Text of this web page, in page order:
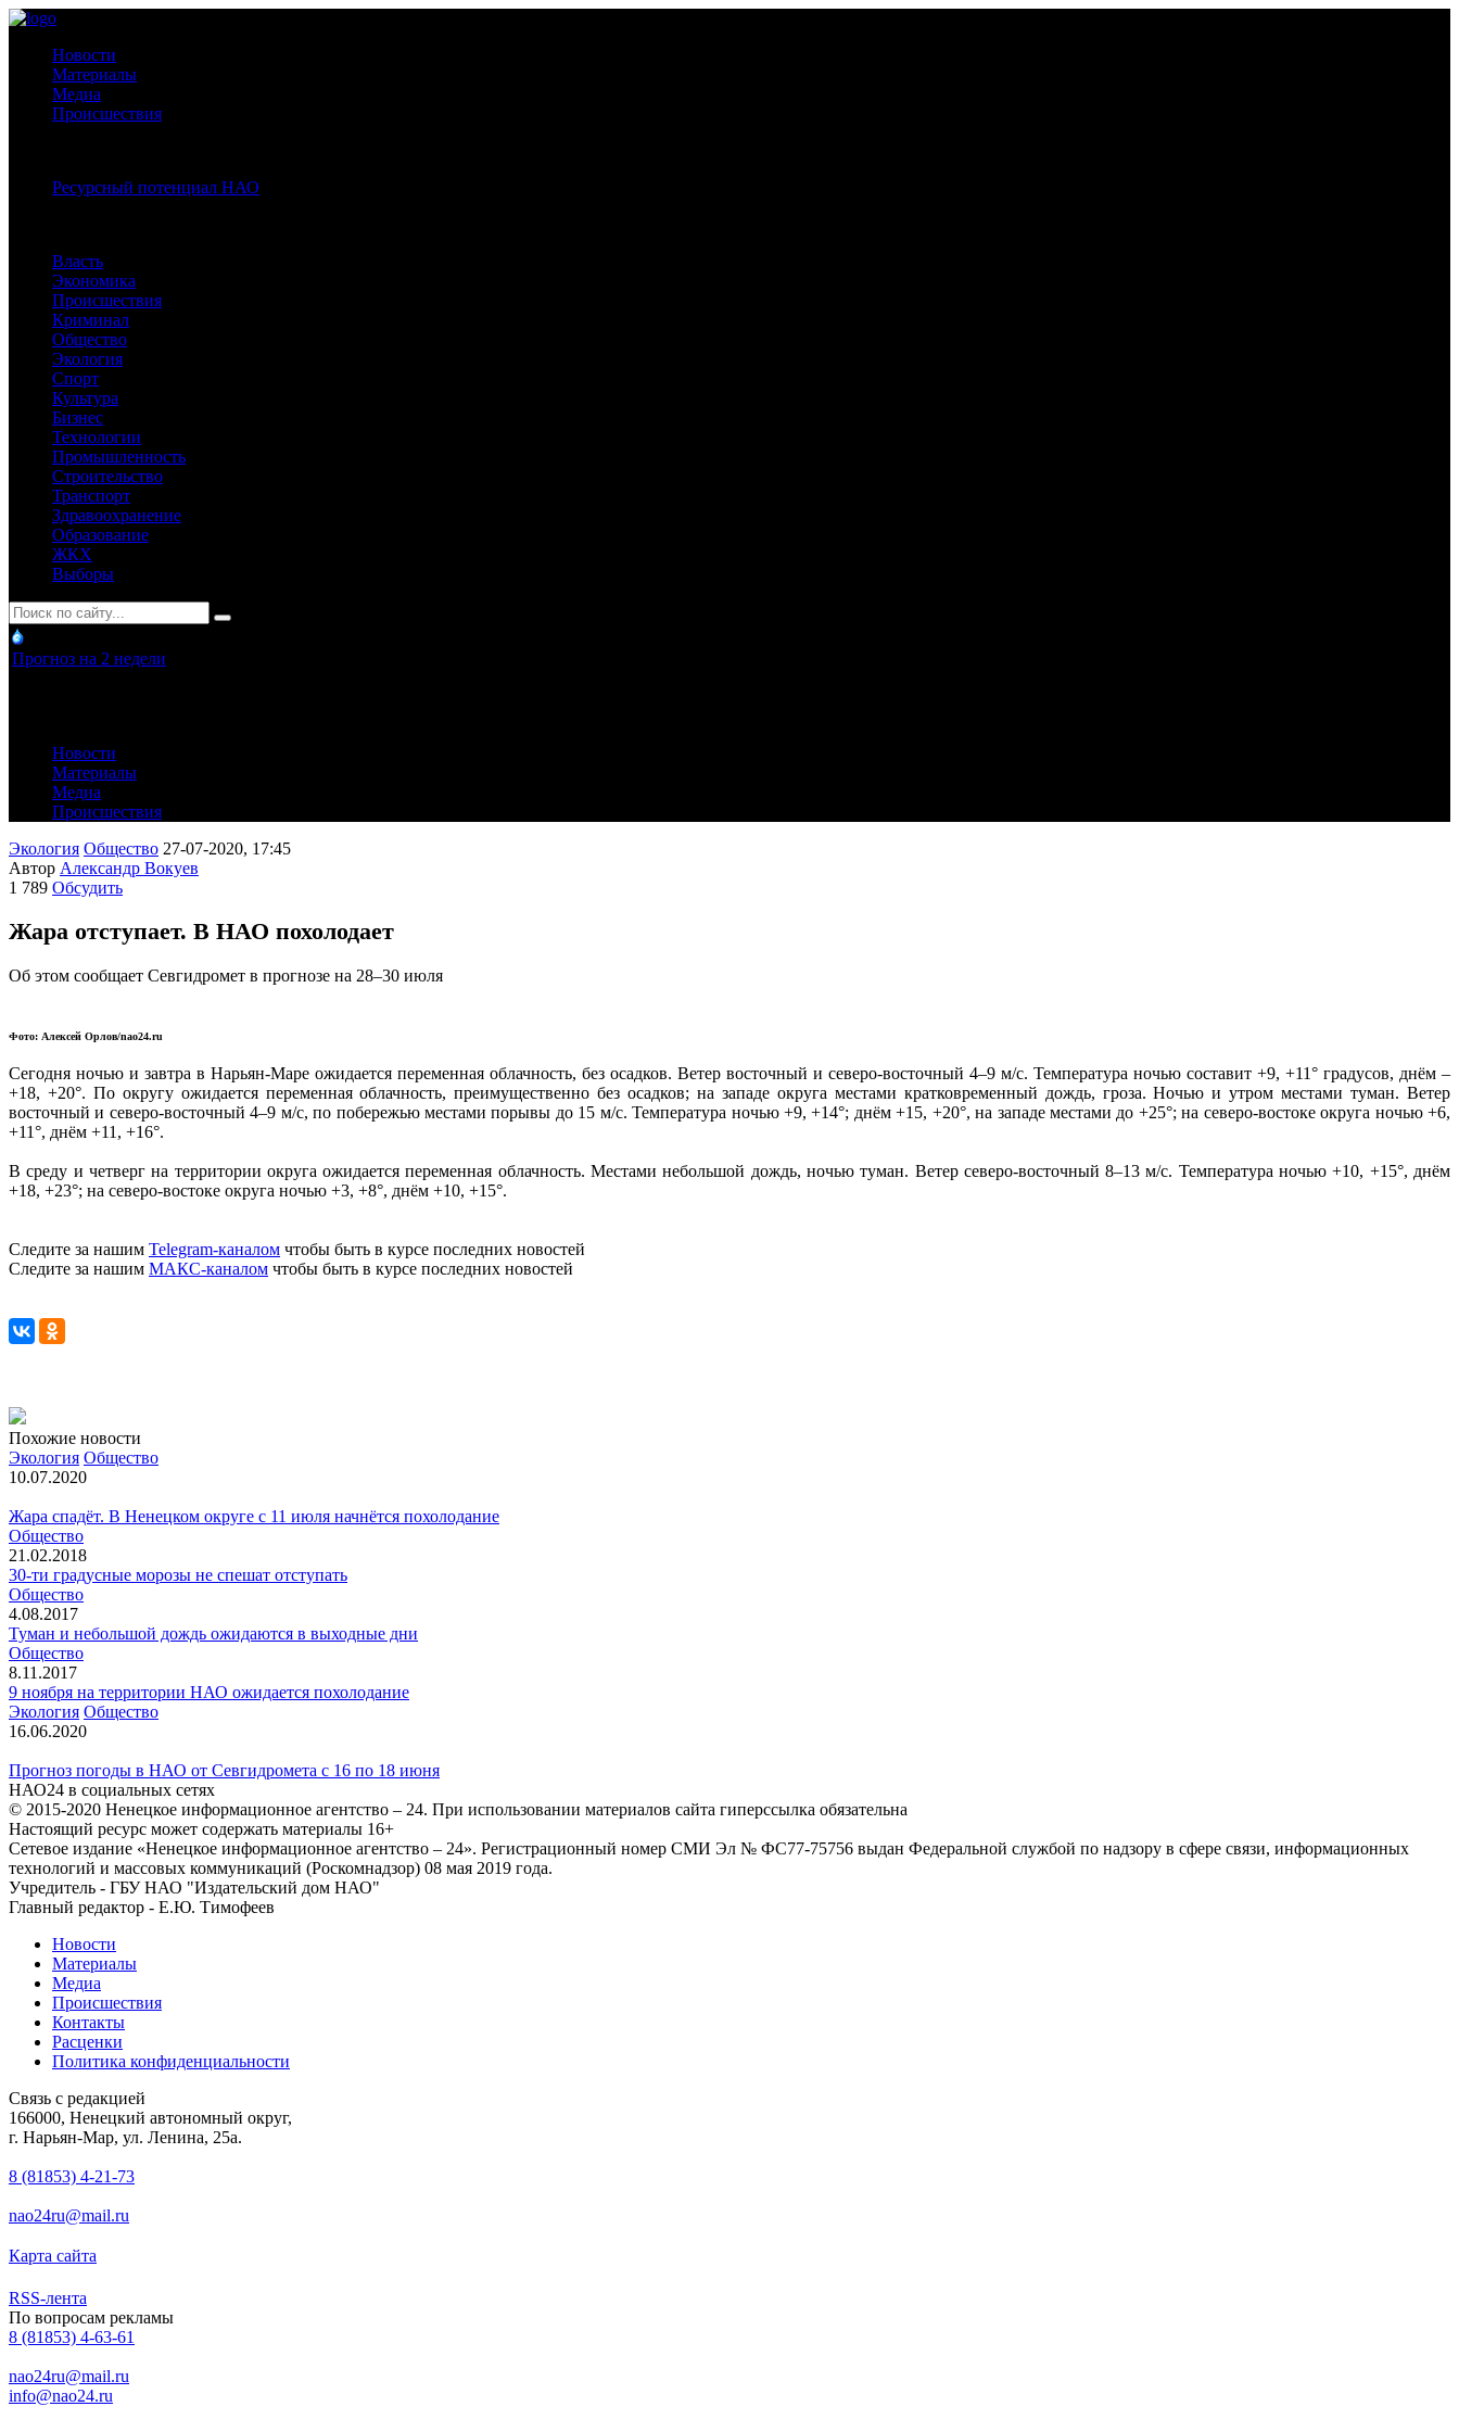
Новости
Материалы
Медиа
Происшествия
Ресурсный потенциал НАО
Власть
Экономика
Происшествия
Криминал
Общество
Экология
Спорт
Культура
Бизнес
Технологии
Промышленность
Строительство
Транспорт
Здравоохранение
Образование
ЖКХ
Выборы
Прогноз на 2 недели
Новости
Материалы
Медиа
Происшествия
Экология Общество 27-07-2020, 17:45
Автор Александр Вокуев
1 789 Обсудить
Жара отступает. В НАО похолодает
Об этом сообщает Севгидромет в прогнозе на 28–30 июля
Фото: Алексей Орлов/nao24.ru
Сегодня ночью и завтра в Нарьян-Маре ожидается переменная облачность, без осадков. Ветер восточный и северо-восточный 4–9 м/c. Температура ночью составит +9, +11° градусов, днём –
+18, +20°. По округу ожидается переменная облачность, преимущественно без осадков; на западе округа местами кратковременный дождь, гроза. Ночью и утром местами туман. Ветер
восточный и северо-восточный 4–9 м/с, по побережью местами порывы до 15 м/с. Температура ночью +9, +14°; днём +15, +20°, на западе местами до +25°; на северо-востоке округа ночью +6,
+11°, днём +11, +16°.
В среду и четверг на территории округа ожидается переменная облачность. Местами небольшой дождь, ночью туман. Ветер северо-восточный 8–13 м/с. Температура ночью +10, +15°, днём
+18, +23°; на северо-востоке округа ночью +3, +8°, днём +10, +15°.
Следите за нашим Telegram-каналом чтобы быть в курсе последних новостей
Следите за нашим МАКС-каналом чтобы быть в курсе последних новостей
Похожие новости
Экология Общество
10.07.2020
Жара спадёт. В Ненецком округе с 11 июля начнётся похолодание
Общество
21.02.2018
30-ти градусные морозы не спешат отступать
Общество
4.08.2017
Туман и небольшой дождь ожидаются в выходные дни
Общество
8.11.2017
9 ноября на территории НАО ожидается похолодание
Экология Общество
16.06.2020
Прогноз погоды в НАО от Севгидромета с 16 по 18 июня
НАО24 в социальных сетях
© 2015-2020 Ненецкое информационное агентство – 24. При использовании материалов сайта гиперссылка обязательна
Настоящий ресурс может содержать материалы 16+
Сетевое издание «Ненецкое информационное агентство – 24». Регистрационный номер СМИ Эл № ФС77-75756 выдан Федеральной службой по надзору в сфере связи, информационных
технологий и массовых коммуникаций (Роскомнадзор) 08 мая 2019 года.
Учредитель - ГБУ НАО "Издательский дом НАО"
Главный редактор - Е.Ю. Тимофеев
Новости
Материалы
Медиа
Происшествия
Контакты
Расценки
Политика конфиденциальности
Связь с редакцией
166000, Ненецкий автономный округ,
г. Нарьян-Мар, ул. Ленина, 25а.
8 (81853) 4-21-73
nao24ru@mail.ru
Карта сайта
RSS-лента
По вопросам рекламы
8 (81853) 4-63-61
nao24ru@mail.ru
info@nao24.ru